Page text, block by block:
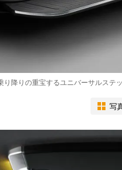
り降りの重宝するユニバーサルステ
写